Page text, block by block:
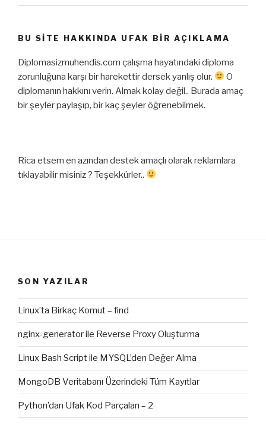
BU SITE HAKKINDA UFAK BIR AÇIKLAMA
Diplomasizmuhendis.com çalışma hayatındaki diploma
zorunluğuna karşı bir harekettir dersek yanlış olur.
O
diplomanın hakkını verin. Almak kolay değil.. Burada amaç
bir şeyler paylaşıp, bir kaç şeyler öğrenebilmek.
Rica etsem en azından destek amaçlı olarak reklamlara
tıklayabilir misiniz ? Teşekkürler..
SON YAZILAR
Linux’ta Birkaç Komut – find
nginx-generator ile Reverse Proxy Oluşturma
Linux Bash Script ile MYSQL’den Değer Alma
MongoDB Veritabanı Üzerindeki Tüm Kayıtlar
Python’dan Ufak Kod Parçaları – 2